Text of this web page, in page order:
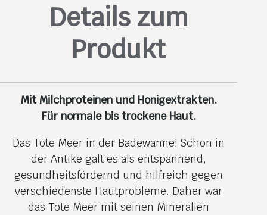
Details zum
Produkt
Mit Milchproteinen und Honigextrakten.
Für normale bis trockene Haut.
Das Tote Meer in der Badewanne! Schon in
der Antike galt es als entspannend,
gesundheits­fördernd und hilfreich gegen
verschiedenste Hautprobleme. Daher war
das Tote Meer mit seinen Mineralien